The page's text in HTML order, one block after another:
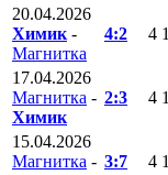
20.04.2026
Химик -
Магнитка
4:2 4 1
17.04.2026
Магнитка -
Химик
2:3 4 1
15.04.2026
Магнитка - 3:7 4 1